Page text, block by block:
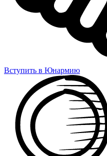
Вступить в Юнармию